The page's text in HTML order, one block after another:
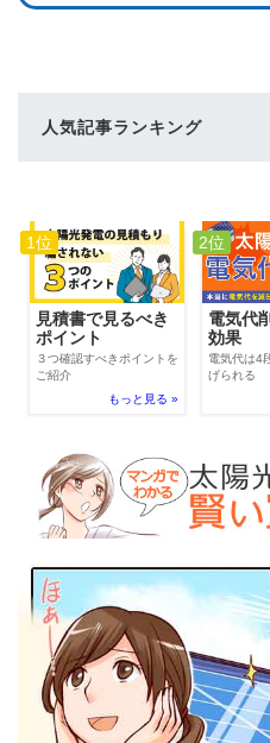
人気記事ランキング
1位
見積書で見るべき
ポイント
３つ確認すべきポイントを
ご紹介
もっと見る »
2位
電気代
効果
電気代は4
げられる